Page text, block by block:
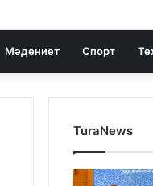
Мәдениет Спорт
TuraNews